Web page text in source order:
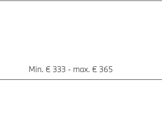
Min. € 333 - max. € 365